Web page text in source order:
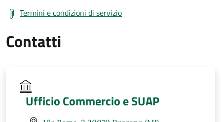
Termini e condizioni di servizio
Contatti
Ufficio Commercio e SUAP